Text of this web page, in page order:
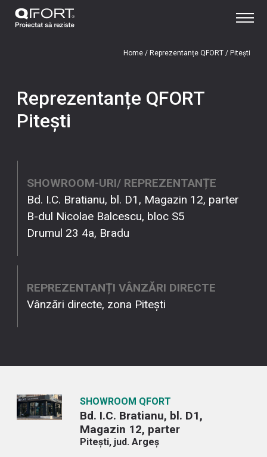
Home/ Reprezentanțe QFORT/ Pitești
Reprezentanțe QFORT
Pitești
SHOWROOM-URI/ REPREZENTANȚE
Bd. I.C. Bratianu, bl. D1, Magazin 12, parter
B-dul Nicolae Balcescu, bloc S5
Drumul 23 4a, Bradu
REPREZENTANȚI VÂNZĂRI DIRECTE
Vânzări directe, zona Pitești
SHOWROOM QFORT
Bd. I.C. Bratianu, bl. D1,
Magazin 12, parter
Pitești, jud. Argeș